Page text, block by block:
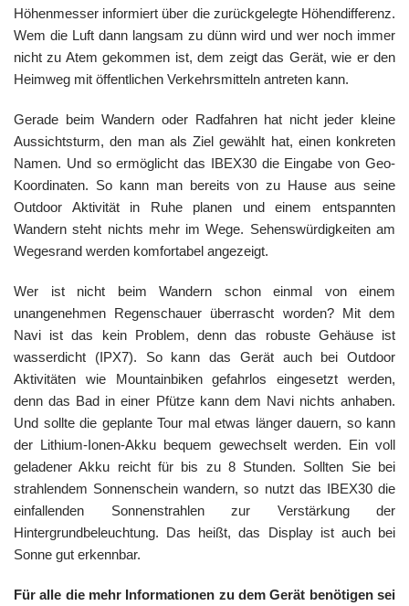
Höhenmesser informiert über die zurückgelegte Höhendifferenz.
Wem die Luft dann langsam zu dünn wird und wer noch immer
nicht zu Atem gekommen ist, dem zeigt das Gerät, wie er den
Heimweg mit öffentlichen Verkehrsmitteln antreten kann.
Gerade beim Wandern oder Radfahren hat nicht jeder kleine
Aussichtsturm, den man als Ziel gewählt hat, einen konkreten
Namen. Und so ermöglicht das IBEX30 die Eingabe von Geo-
Koordinaten. So kann man bereits von zu Hause aus seine
Outdoor Aktivität in Ruhe planen und einem entspannten
Wandern steht nichts mehr im Wege. Sehenswürdigkeiten am
Wegesrand werden komfortabel angezeigt.
Wer ist nicht beim Wandern schon einmal von einem
unangenehmen Regenschauer überrascht worden? Mit dem
Navi ist das kein Problem, denn das robuste Gehäuse ist
wasserdicht (IPX7). So kann das Gerät auch bei Outdoor
Aktivitäten wie Mountainbiken gefahrlos eingesetzt werden,
denn das Bad in einer Pfütze kann dem Navi nichts anhaben.
Und sollte die geplante Tour mal etwas länger dauern, so kann
der Lithium-Ionen-Akku bequem gewechselt werden. Ein voll
geladener Akku reicht für bis zu 8 Stunden. Sollten Sie bei
strahlendem Sonnenschein wandern, so nutzt das IBEX30 die
einfallenden Sonnenstrahlen zur Verstärkung der
Hintergrundbeleuchtung. Das heißt, das Display ist auch bei
Sonne gut erkennbar.
Für alle die mehr Informationen zu dem Gerät benötigen sei